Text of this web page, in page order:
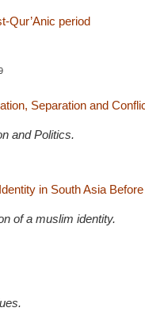
Qur’Anic period
Separation and
and Politics.
in South Asia
of a muslim identity.